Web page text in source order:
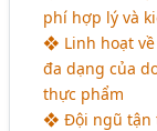
phí hợp lý và
❖ Linh hoạt
đa dạng của
thực phẩm
❖ Đội ngũ tận